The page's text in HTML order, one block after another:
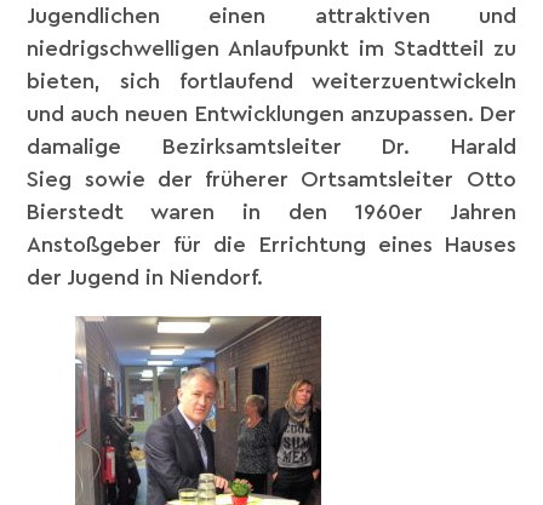
Jugendlichen einen attraktiven und
niedrigschwelligen Anlaufpunkt im Stadtteil zu
bieten, sich fortlaufend weiterzuentwickeln
und auch neuen Entwicklungen anzupassen. Der
damalige Bezirksamtsleiter Dr. Harald
Sieg sowie der früherer Ortsamtsleiter Otto
Bierstedt waren in den 1960er Jahren
Anstoßgeber für die Errichtung eines Hauses
der Jugend in Niendorf.